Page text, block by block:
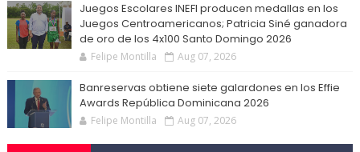
Juegos Escolares INEFI producen medallas en los
Juegos Centroamericanos; Patricia Siné ganadora
de oro de los 4x100 Santo Domingo 2026
Felipe Montilla Aug 07, 2026
Banreservas obtiene siete galardones en los Effie
Awards República Dominicana 2026
Felipe Montilla Aug 07, 2026